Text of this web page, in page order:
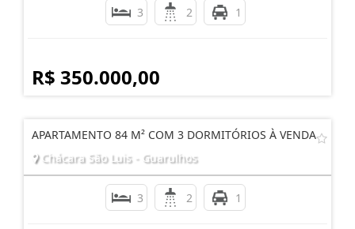
3 2 1
R$ 350.000,00
APARTAMENTO 84 M² COM 3 DORMITÓRIOS À VENDA
Chácara São Luis - Guarulhos
3 2 1